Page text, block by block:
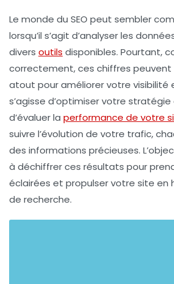
Le monde du SEO peut sembler
lorsqu’il s’agit d’analyser les
divers outils disponibles. Pourtant,
correctement, ces chiffres peuvent
atout pour améliorer votre visibilité
s’agisse d’optimiser votre stratégie
d’évaluer la performance de votre
suivre l’évolution de votre trafic,
des informations précieuses.
à déchiffrer ces résultats pour
éclairées et propulser votre site en
de recherche.